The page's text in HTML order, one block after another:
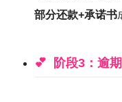
部分还款+承诺书
阶段3：逾